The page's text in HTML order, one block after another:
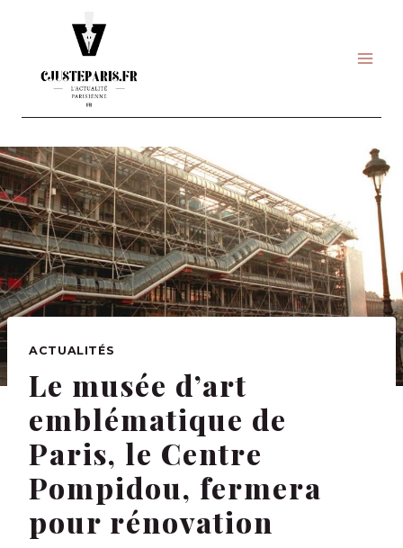
ACTUALITÉS
Le musée d’art
emblématique de
Paris, le Centre
Pompidou, fermera
pour rénovation